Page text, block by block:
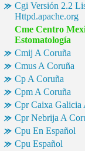
Cgi Versión 2.2
Httpd.apache.org
Cme Centro
Estomatología
Cmij A Coruña
Cmus A Coruña
Cp A Coruña
Cpm A Coruña
Cpr Caixa Galicia
Cpr Nebrija A
Cpu En Español
Cpu Español